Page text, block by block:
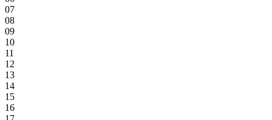
07
08
09
10
11
12
13
14
15
16